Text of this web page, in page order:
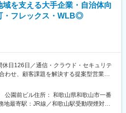
る業務
な働き方を実現できます。NTTの充実し
能です。
スエンジニア（技術営業）として、営業
手企業や公官庁）へICTを用いた課題解決
域を支える大手企業・自治体向
・フレックス・WLB◎
休日126日／通信・クラウド・セキュリテ
わせ、顧客課題を解決する提案型営業／
フレックス・リモート可・残業月平均13H
公園前ビル住所： 和歌山県和歌山市一番
地最寄駅：JR線／和歌山駅受動喫煙対